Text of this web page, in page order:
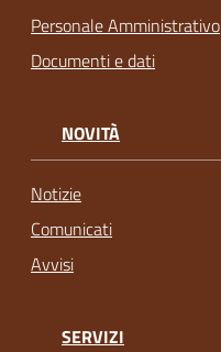
Personale Amministrativo
Documenti e dati
NOVITÀ
Notizie
Comunicati
Avvisi
SERVIZI